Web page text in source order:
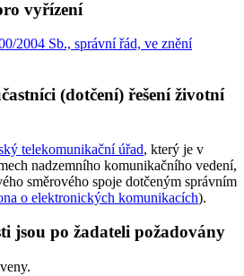
vyřízení
2004 Sb., správní řád, ve znění
(dotčení) řešení životní
telekomunikační úřad, který je v
nadzemního komunikačního vedení,
směrového spoje dotčeným správním
o elektronických komunikacích).
jsou po žadateli požadovány